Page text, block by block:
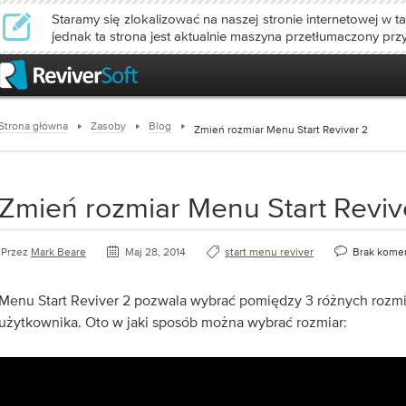
Staramy się zlokalizować na naszej stronie internetowej w
jednak ta strona jest aktualnie maszyna przetłumaczony
główna Zasoby Blog Zmień rozmiar Menu Start Reviver 2
rozmiar Menu Start
Przez Mark Beare Maj 28, 2014 start menu reviver Brak
Start Reviver 2 pozwala wybrać pomiędzy 3 różnych
Oto w jaki sposób można wybrać rozmiar: